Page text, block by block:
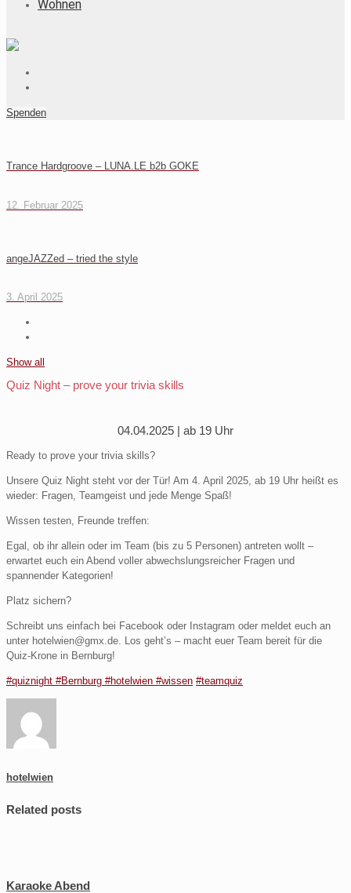
Wohnen
Spenden
Trance Hardgroove – LUNA.LE b2b GOKE
12. Februar 2025
angeJAZZed – tried the style
3. April 2025
Show all
Quiz Night – prove your trivia skills
04.04.2025 | ab 19 Uhr
Ready to prove your trivia skills?
Unsere Quiz Night steht vor der Tür! Am 4. April 2025, ab 19 Uhr heißt es
wieder: Fragen, Teamgeist und jede Menge Spaß!
Wissen testen, Freunde treffen:
Egal, ob ihr allein oder im Team (bis zu 5 Personen) antreten wollt –
erwartet euch ein Abend voller abwechslungsreicher Fragen und
spannender Kategorien!
Platz sichern?
Schreibt uns einfach bei Facebook oder Instagram oder meldet euch an
unter hotelwien@gmx.de. Los geht’s – macht euer Team bereit für die
Quiz-Krone in Bernburg!
#quiznight #Bernburg #hotelwien #wissen #teamquiz
hotelwien
Related posts
Karaoke Abend